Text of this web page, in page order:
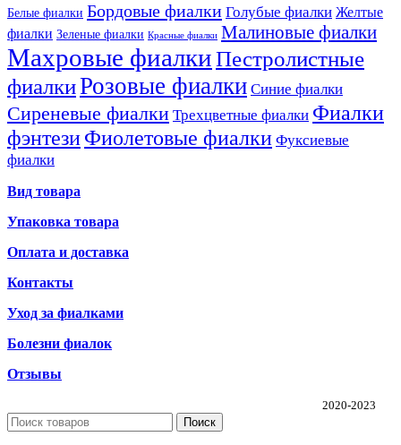
Белые фиалки Бордовые фиалки Голубые фиалки Желтые
фиалки Зеленые фиалки Красные фиалки Малиновые фиалки
Махровые фиалкиПестролистные
фиалкиРозовые фиалки Синие фиалки
Сиреневые фиалки Трехцветные фиалки Фиалки
фэнтезиФиолетовые фиалки Фуксиевые
фиалки
Вид товара
Упаковка товара
Оплата и доставка
Контакты
Уход за фиалками
Болезни фиалок
Отзывы
2020-2023
Поиск